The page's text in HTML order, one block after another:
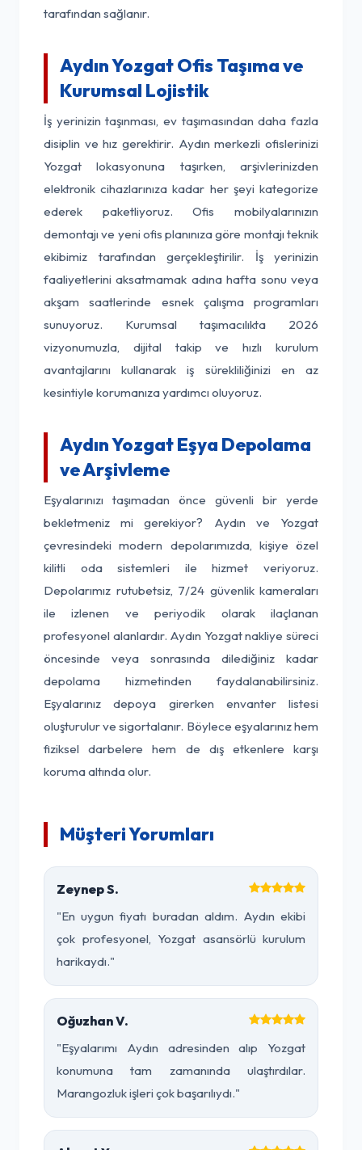
tarafından sağlanır.
Aydın Yozgat Ofis Taşıma ve
Kurumsal Lojistik
İş yerinizin taşınması, ev taşımasından daha fazla
disiplin ve hız gerektirir. Aydın merkezli ofislerinizi
Yozgat lokasyonuna taşırken, arşivlerinizden
elektronik cihazlarınıza kadar her şeyi kategorize
ederek paketliyoruz. Ofis mobilyalarınızın
demontajı ve yeni ofis planınıza göre montajı teknik
ekibimiz tarafından gerçekleştirilir. İş yerinizin
faaliyetlerini aksatmamak adına hafta sonu veya
akşam saatlerinde esnek çalışma programları
sunuyoruz. Kurumsal taşımacılıkta 2026
vizyonumuzla, dijital takip ve hızlı kurulum
avantajlarını kullanarak iş sürekliliğinizi en az
kesintiyle korumanıza yardımcı oluyoruz.
Aydın Yozgat Eşya Depolama
ve Arşivleme
Eşyalarınızı taşımadan önce güvenli bir yerde
bekletmeniz mi gerekiyor? Aydın ve Yozgat
çevresindeki modern depolarımızda, kişiye özel
kilitli oda sistemleri ile hizmet veriyoruz.
Depolarımız rutubetsiz, 7/24 güvenlik kameraları
ile izlenen ve periyodik olarak ilaçlanan
profesyonel alanlardır. Aydın Yozgat nakliye süreci
öncesinde veya sonrasında dilediğiniz kadar
depolama hizmetinden faydalanabilirsiniz.
Eşyalarınız depoya girerken envanter listesi
oluşturulur ve sigortalanır. Böylece eşyalarınız hem
fiziksel darbelere hem de dış etkenlere karşı
koruma altında olur.
Müşteri Yorumları
Zeynep S.
"En uygun fiyatı buradan aldım. Aydın ekibi
çok profesyonel, Yozgat asansörlü kurulum
harikaydı."
Oğuzhan V.
"Eşyalarımı Aydın adresinden alıp Yozgat
konumuna tam zamanında ulaştırdılar.
Marangozluk işleri çok başarılıydı."